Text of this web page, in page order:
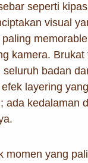
seperti
visual
kamera. Brukat
seluruh badan
layering
ada kedalaman
momen yang